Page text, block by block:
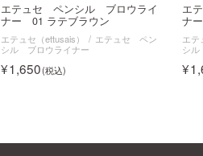
エテュセ ペンシル ブロウライ
ナー 01 ラテブラウン
エテュセ（ettusais）
エテュセ ペン
シル ブロウライナー
1,650
エ
ナ
エテ
シ